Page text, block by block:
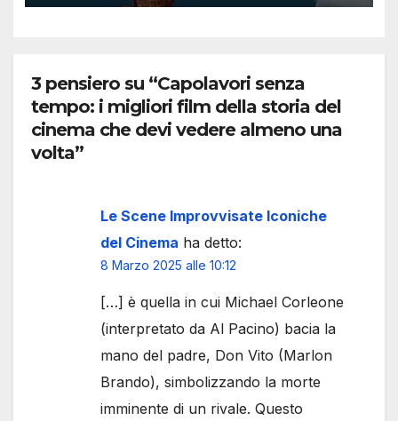
3 pensiero su “Capolavori senza
tempo: i migliori film della storia del
cinema che devi vedere almeno una
volta”
Le Scene Improvvisate Iconiche
del Cinema ha detto:
8 Marzo 2025 alle 10:12
[…] è quella in cui Michael Corleone
(interpretato da Al Pacino) bacia la
mano del padre, Don Vito (Marlon
Brando), simbolizzando la morte
imminente di un rivale. Questo